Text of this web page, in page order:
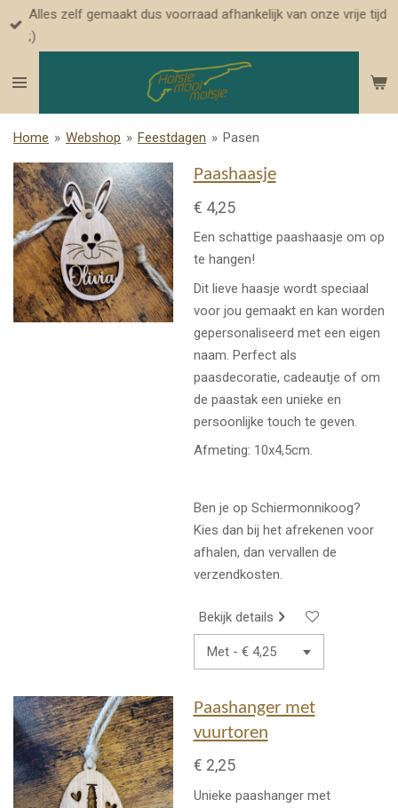
Ga
direct
de
Alles zelf gemaakt dus voorraad afhankelijk van onze vrije tijd
;)
Home » Webshop » Feestdagen » Pasen
Paashaasje
€ 4,25
Een schattige paashaasje om op
te hangen!
Dit lieve haasje wordt speciaal
voor jou gemaakt en kan worden
gepersonaliseerd met een eigen
naam. Perfect als
paasdecoratie, cadeautje of om
de paastak een unieke en
persoonlijke touch te geven.
Afmeting: 10x4,5cm.
Ben je op Schiermonnikoog?
Kies dan bij het afrekenen voor
afhalen, dan vervallen de
verzendkosten.
Bekijk details
Paashanger met
vuurtoren
€ 2,25
Unieke paashanger met